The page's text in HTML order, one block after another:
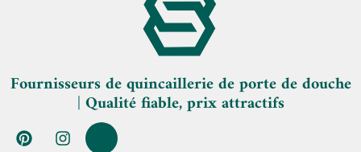
Fournisseurs de quincaillerie de porte de douche
| Qualité fiable, prix attractifs